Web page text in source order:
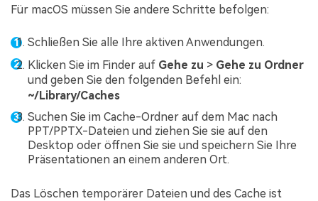
Für macOS müssen Sie andere Schritte befolgen:
Schließen Sie alle Ihre aktiven Anwendungen.
Klicken Sie im Finder auf Gehe zu > Gehe zu Ordner
und geben Sie den folgenden Befehl ein:
~/Library/Caches
Suchen Sie im Cache-Ordner auf dem Mac nach
PPT/PPTX-Dateien und ziehen Sie sie auf den
Desktop oder öffnen Sie sie und speichern Sie Ihre
Präsentationen an einem anderen Ort.
Das Löschen temporärer Dateien und des Cache ist